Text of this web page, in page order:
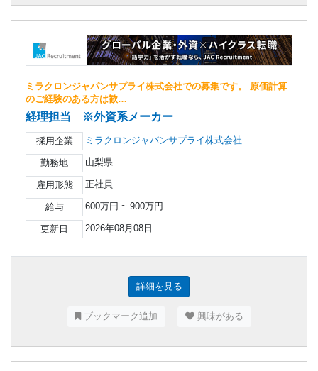
ミラクロンジャパンサプライ株式会社での募集です。 原価計算
のご経験のある方は歓…
経理担当 ※外資系メーカー
採用企業 ミラクロンジャパンサプライ株式会社
勤務地 山梨県
雇用形態 正社員
給与 600万円 ~ 900万円
更新日 2026年08月08日
詳細を見る
ブックマーク追加 興味がある